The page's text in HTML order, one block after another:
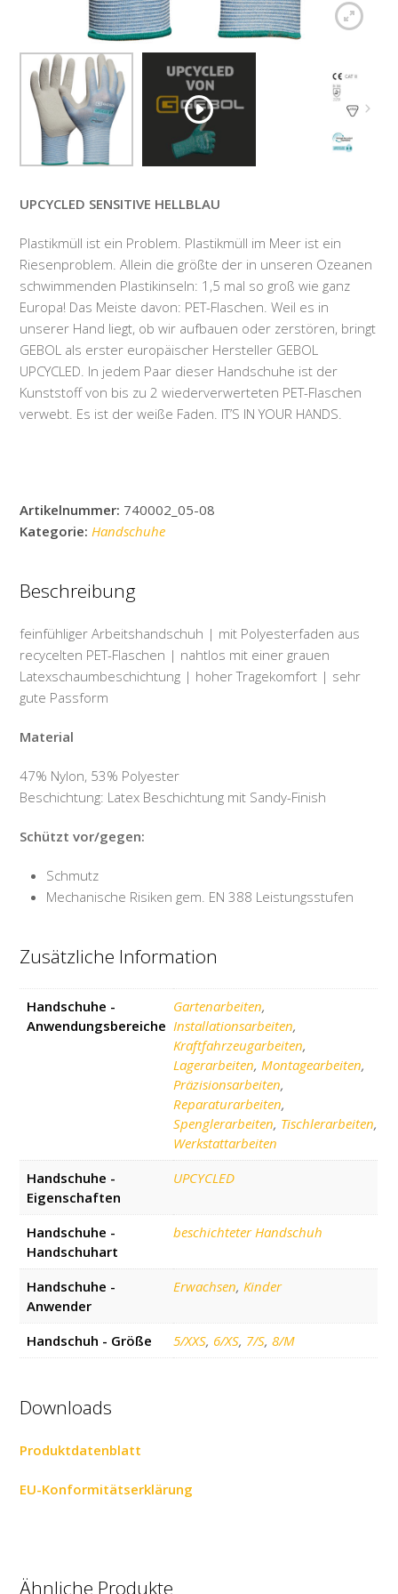
UPCYCLED SENSITIVE HELLBLAU
Plastikmüll ist ein Problem. Plastikmüll im Meer ist ein
Riesenproblem. Allein die größte der in unseren Ozeanen
schwimmenden Plastikinseln: 1,5 mal so groß wie ganz
Europa! Das Meiste davon: PET-Flaschen. Weil es in
unserer Hand liegt, ob wir aufbauen oder zerstören, bringt
GEBOL als erster europäischer Hersteller GEBOL
UPCYCLED. In jedem Paar dieser Handschuhe ist der
Kunststoff von bis zu 2 wiederverwerteten PET-Flaschen
verwebt. Es ist der weiße Faden. IT’S IN YOUR HANDS.
Artikelnummer: 740002_05-08
Kategorie:Handschuhe
Beschreibung
feinfühliger Arbeitshandschuh | mit Polyesterfaden aus
recycelten PET-Flaschen | nahtlos mit einer grauen
Latexschaumbeschichtung | hoher Tragekomfort | sehr
gute Passform
Material
47% Nylon, 53% Polyester
Beschichtung: Latex Beschichtung mit Sandy-Finish
Schützt vor/gegen:
Schmutz
Mechanische Risiken gem. EN 388 Leistungsstufen
Zusätzliche Information
Handschuhe -
Anwendungsbereiche
Gartenarbeiten,
Installationsarbeiten,
Kraftfahrzeugarbeiten,
Lagerarbeiten,Montagearbeiten,
Präzisionsarbeiten,
Reparaturarbeiten,
Spenglerarbeiten, Tischlerarbeiten,
Werkstattarbeiten
Handschuhe -
Eigenschaften
UPCYCLED
Handschuhe -
Handschuhart
beschichteter Handschuh
Handschuhe -
Anwender
Erwachsen,Kinder
Handschuh - Größe 5/XXS, 6/XS, 7/S,8/M
Downloads
Produktdatenblatt
EU-Konformitätserklärung
Ähnliche Produkte